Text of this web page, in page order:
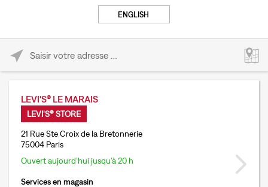
ENGLISH
LEVI'S® LE MARAIS
LEVI'S® STORE
21 Rue Ste Croix de la Bretonnerie
75004 Paris
Ouvert aujourd’hui jusqu’à 20 h
Services en magasin